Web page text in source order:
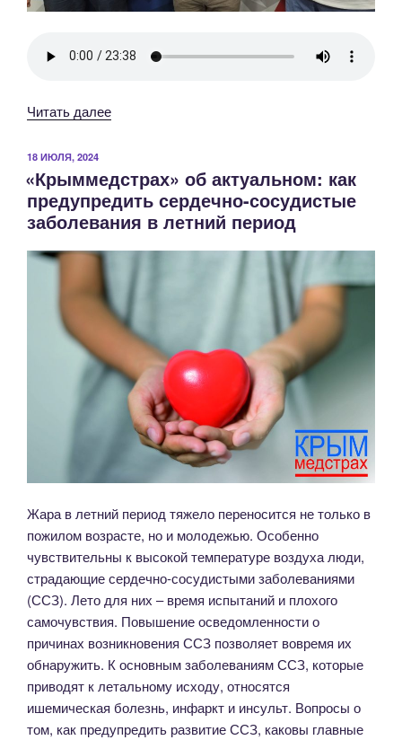
Читать далее«С
по
5
октября
неделя
здорового
сердца!»
ОПУБЛИКОВАНО
18 ИЮЛЯ, 2024
«Крыммедстрах» об актуальном: как
предупредить сердечно-сосудистые
заболевания в летний период
Жара в летний период тяжело переносится не только в
пожилом возрасте, но и молодежью. Особенно
чувствительны к высокой температуре воздуха люди,
страдающие сердечно-сосудистыми заболеваниями
(ССЗ). Лето для них ­­– время испытаний и плохого
самочувствия. Повышение осведомленности о
причинах возникновения ССЗ позволяет вовремя их
обнаружить. К основным заболеваниям ССЗ, которые
приводят к летальному исходу, относятся
ишемическая болезнь, инфаркт и инсульт. Вопросы о
том, как предупредить развитие ССЗ, каковы главные